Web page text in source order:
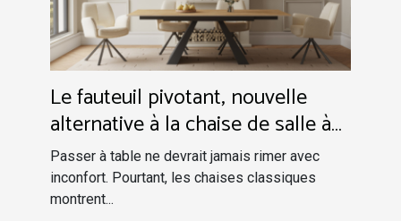
Le fauteuil pivotant, nouvelle
alternative à la chaise de salle à
manger
Passer à table ne devrait jamais rimer avec
inconfort. Pourtant, les chaises classiques
montrent...